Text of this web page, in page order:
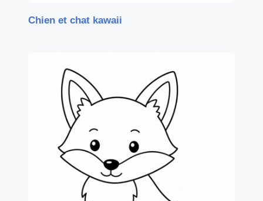
Chien et chat kawaii